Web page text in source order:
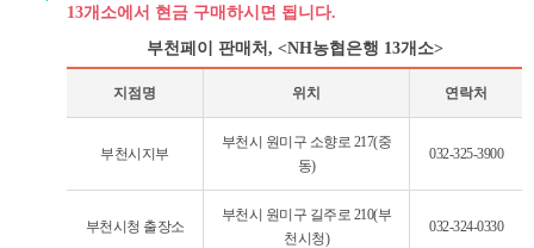
13개소에서 현금 구매하시면 됩니다.
부천페이 판매처, <NH농협은행 13개소>
판매처,
안내
지점명 위치 연락처
부천시지부
부천시 원미구 소향로 217(중
동)
032-325-3900
부천시청 출장소
부천시 원미구 길주로 210(부
천시청)
032-324-0330